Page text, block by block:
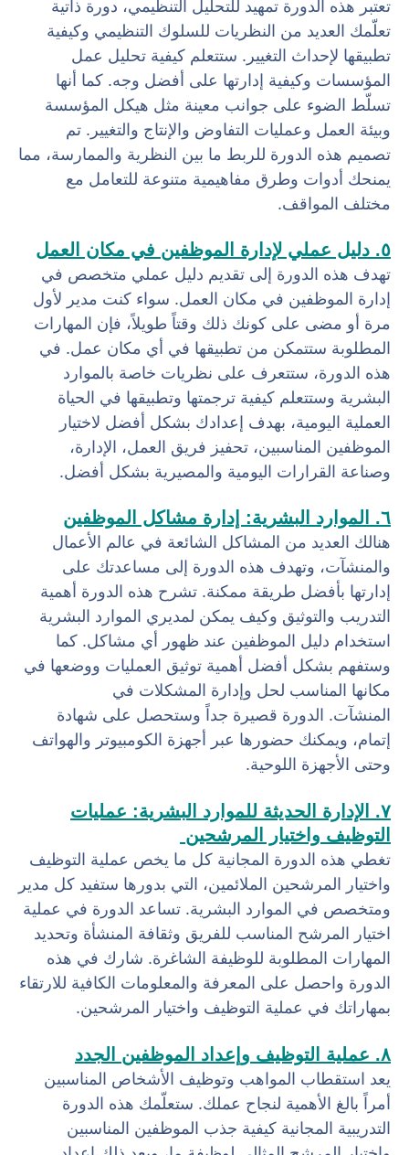
تعتبر هذه الدورة تمهيد للتحليل التنظيمي، دورة ذاتية
تعلّمك العديد من النظريات للسلوك التنظيمي وكيفية
تطبيقها لإحداث التغيير. ستتعلم كيفية تحليل عمل
المؤسسات وكيفية إدارتها على أفضل وجه. كما أنها
تسلّط الضوء على جوانب معينة مثل هيكل المؤسسة
وبيئة العمل وعمليات التفاوض والإنتاج والتغيير. تم
تصميم هذه الدورة للربط ما بين النظرية والممارسة، مما
يمنحك أدوات وطرق مفاهيمية متنوعة للتعامل مع
مختلف المواقف.
٥. دليل عملي لإدارة الموظفين في مكان العمل
تهدف هذه الدورة إلى تقديم دليل عملي متخصص في
إدارة الموظفين في مكان العمل. سواء كنت مدير لأول
مرة أو مضى على كونك ذلك وقتاً طويلاً، فإن المهارات
المطلوبة ستتمكن من تطبيقها في أي مكان عمل. في
هذه الدورة، ستتعرف على نظريات خاصة بالموارد
البشرية وستتعلم كيفية ترجمتها وتطبيقها في الحياة
العملية اليومية، بهدف إعدادك بشكل أفضل لاختيار
الموظفين المناسبين، تحفيز فريق العمل، الإدارة،
وصناعة القرارات اليومية والمصيرية بشكل أفضل.
٦. الموارد البشرية: إدارة مشاكل الموظفين
هنالك العديد من المشاكل الشائعة في عالم الأعمال
والمنشآت، وتهدف هذه الدورة إلى مساعدتك على
إدارتها بأفضل طريقة ممكنة. تشرح هذه الدورة أهمية
التدريب والتوثيق وكيف يمكن لمديري الموارد البشرية
استخدام دليل الموظفين عند ظهور أي مشاكل. كما
وستفهم بشكل أفضل أهمية توثيق العمليات ووضعها في
مكانها المناسب لحل وإدارة المشكلات في
المنشآت. الدورة قصيرة جداً وستحصل على شهادة
إتمام، ويمكنك حضورها عبر أجهزة الكومبيوتر والهواتف
وحتى الأجهزة اللوحية.
٧. الإدارة الحديثة للموارد البشرية: عمليات
التوظيف واختيار المرشحين
تغطي هذه الدورة المجانية كل ما يخص عملية التوظيف
واختيار المرشحين الملائمين، التي بدورها ستفيد كل مدير
ومتخصص في الموارد البشرية. تساعد الدورة في عملية
اختيار المرشح المناسب للفريق وثقافة المنشأة وتحديد
المهارات المطلوبة للوظيفة الشاغرة. شارك في هذه
الدورة واحصل على المعرفة والمعلومات الكافية للارتقاء
بمهاراتك في عملية التوظيف واختيار المرشحين.
٨. عملية التوظيف وإعداد الموظفين الجدد
يعد استقطاب المواهب وتوظيف الأشخاص المناسبين
أمراً بالغ الأهمية لنجاح عملك. ستعلّمك هذه الدورة
التدريبية المجانية كيفية جذب الموظفين المناسبين